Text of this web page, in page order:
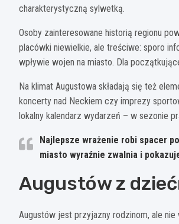
charakterystyczną sylwetką.
Osoby zainteresowane historią regionu
placówki niewielkie, ale treściwe: sporo
wpływie wojen na miasto. Dla
Na klimat Augustowa składają się też
koncerty nad Neckiem czy imprezy
lokalny kalendarz wydarzeń – w sezonie
Najlepsze wrażenie robi spacer
miasto wyraźnie zwalnia i
Augustów z
Augustów jest przyjazny rodzinom, ale